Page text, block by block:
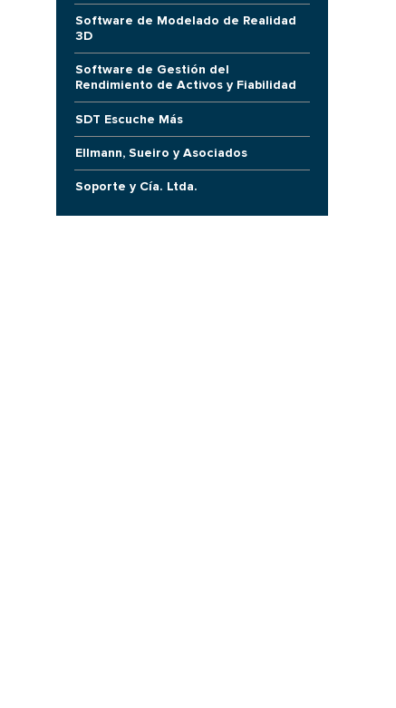
Software de Modelado de Realidad
3D
Software de Gestión del
Rendimiento de Activos y Fiabilidad
SDT Escuche Más
Ellmann, Sueiro y Asociados
Soporte y Cía. Ltda.